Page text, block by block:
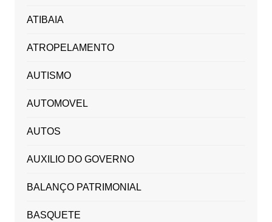
ATIBAIA
ATROPELAMENTO
AUTISMO
AUTOMOVEL
AUTOS
AUXILIO DO GOVERNO
BALANÇO PATRIMONIAL
BASQUETE